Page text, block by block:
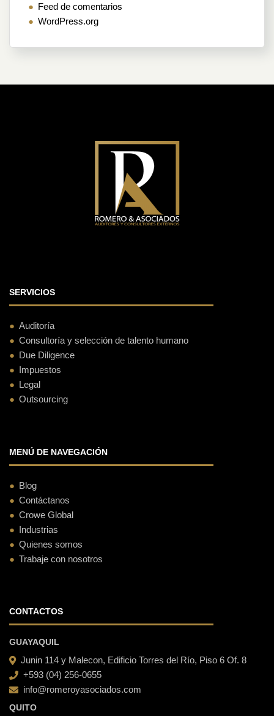
Feed de comentarios
WordPress.org
SERVICIOS
Auditoría
Consultoría y selección de talento humano
Due Diligence
Impuestos
Legal
Outsourcing
MENÚ DE NAVEGACIÓN
Blog
Contáctanos
Crowe Global
Industrias
Quienes somos
Trabaje con nosotros
CONTACTOS
GUAYAQUIL
Junin 114 y Malecon, Edificio Torres del Río, Piso 6 Of. 8
+593 (04) 256-0655
info@romeroyasociados.com
QUITO